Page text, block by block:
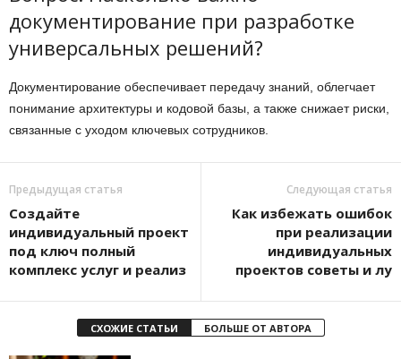
документирование при разработке
универсальных решений?
Документирование обеспечивает передачу знаний, облегчает
понимание архитектуры и кодовой базы, а также снижает риски,
связанные с уходом ключевых сотрудников.
Предыдущая статья
Создайте
индивидуальный проект
под ключ полный
комплекс услуг и реализ
Следующая статья
Как избежать ошибок
при реализации
индивидуальных
проектов советы и лу
СХОЖИЕ СТАТЬИ БОЛЬШЕ ОТ АВТОРА